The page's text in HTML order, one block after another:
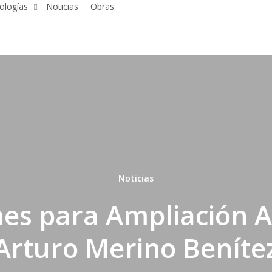
Noticias Obras
Noticias
para Ampliación
Merino